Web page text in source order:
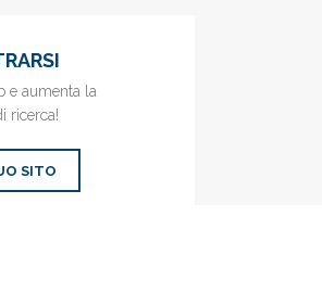
e aumenta la
ricerca!
SITO